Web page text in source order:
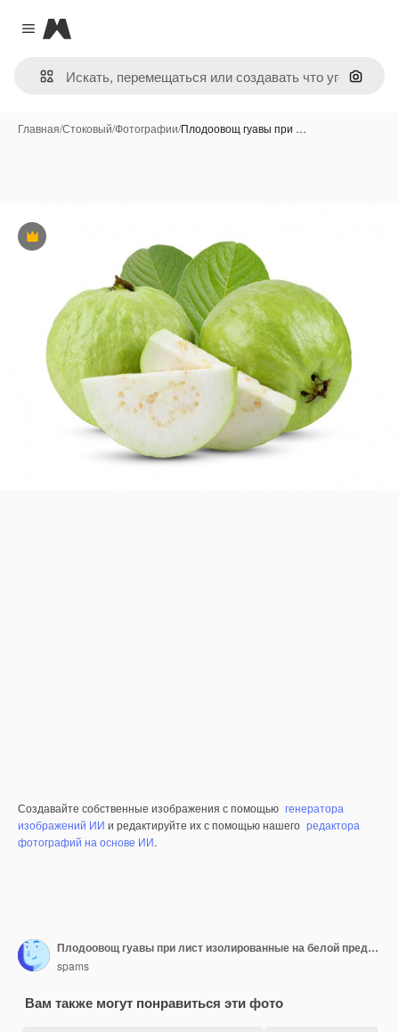
Close menu
Magnific
Поиск
Главная/Стоковый/Фотографии/Плодоовощ гуавы при …
Премиум
Создавайте собственные изображения с помощью генератора
изображений ИИ и редактируйте их с помощью нашего редактора
фотографий на основе ИИ.
Плодоовощ гуавы при лист изолированные на белой предпосылке. полная глубина резкости
spams
Вам также могут понравиться эти фото